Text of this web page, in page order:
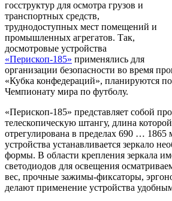
госструктур для осмотра грузов и
транспортных средств,
труднодоступных мест помещений и
промышленных агрегатов. Так,
досмотровые устройства
«Перископ-185» применялись для
организации безопасности во время
«Кубка конфедераций», планируются
Чемпионату мира по футболу.
«Перископ-185» представляет собой
телескопическую штангу, длина
отрегулирована в пределах 690 …
устройства устанавливается зеркало
формы. В области крепления зеркала
светодиодов для освещения
вес, прочные зажимы-фиксаторы,
делают применение устройства